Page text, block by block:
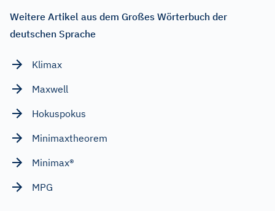
Weitere Artikel aus dem Großes Wörterbuch der
deutschen Sprache
Klimax
Maxwell
Hokuspokus
Minimaxtheorem
Minimax®
MPG